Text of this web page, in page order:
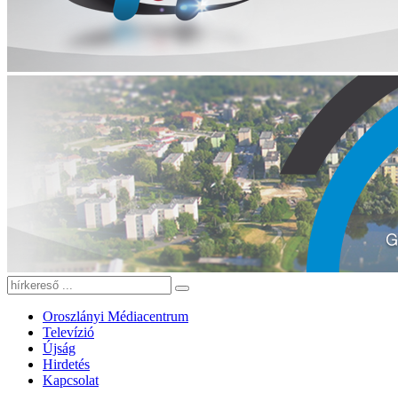
Oroszlányi Médiacentrum
Televízió
Újság
Hirdetés
Kapcsolat